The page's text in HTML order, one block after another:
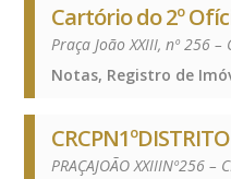
Cartório do 2º
Praça João XXIII, nº 256
PRAÇAJOÃO XXIIINº256 –